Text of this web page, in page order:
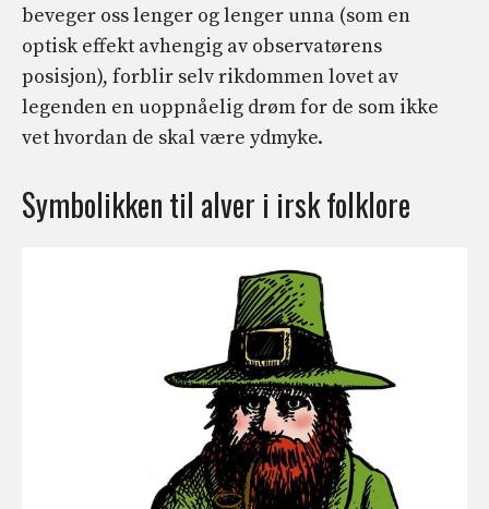
beveger oss lenger og lenger unna (som en
optisk effekt avhengig av observatørens
posisjon), forblir selv rikdommen lovet av
legenden en uoppnåelig drøm for de som ikke
vet hvordan de skal være ydmyke.
Symbolikken til alver i irsk folklore